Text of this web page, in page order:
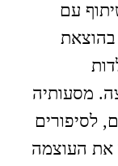
עם
בהוצאת
מסעותיה
לסיפורים
את העוצמה